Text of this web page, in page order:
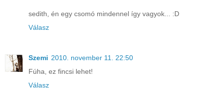
sedith, én egy csomó mindennel így vagyok... :D
Válasz
Szemi 2010. november 11. 22:50
Fúha, ez fincsi lehet!
Válasz